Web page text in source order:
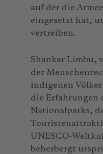
auf der die
eingesetzt hat,
vertreiben.
Shankar Limbu,
der
indigenen
die Erfahrungen
Nationalparks,
UNESCO-
beherbergt